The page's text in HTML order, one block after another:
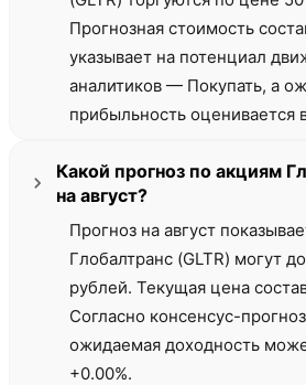
Прогнозная стоимость
указывает на потенциал
аналитиков — Покупать, а
прибыльность оценивается
Какой прогноз по акциям
на август?
Прогноз на август
Глобалтранс (GLTR) могут
рублей. Текущая цена
Согласно консенсус-
ожидаемая доходность
+0.00%.